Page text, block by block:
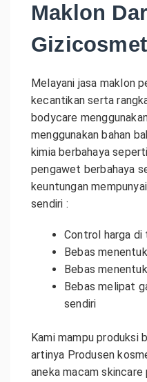
Maklon
Melayani jasa maklon
kecantikan serta
bodycare
menggunakan bahan
kimia berbahaya
pengawet berbahaya
keuntungan
sendiri :
Control harga di
Bebas
Bebas
Bebas melipat
sendiri
Kami mampu produksi
artinya Produsen
aneka macam skincare